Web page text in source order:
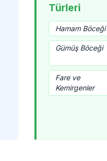
Türleri
Hamam Böceği
Gümüş Böceği
Fare ve
Kemirgenler